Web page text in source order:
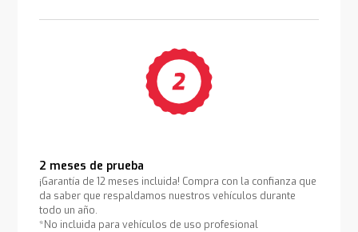
2 meses de prueba
¡Garantía de 12 meses incluida! Compra con la confianza que
da saber que respaldamos nuestros vehículos durante
todo un año.
*No incluida para vehículos de uso profesional